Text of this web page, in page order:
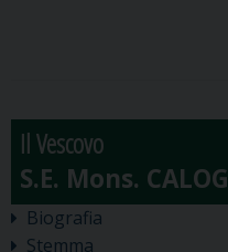
Il Vescovo
Biografia
Stemma